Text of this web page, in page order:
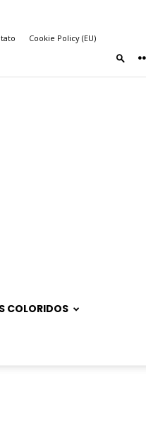
Cookie Policy (EU)
COLORIDOS